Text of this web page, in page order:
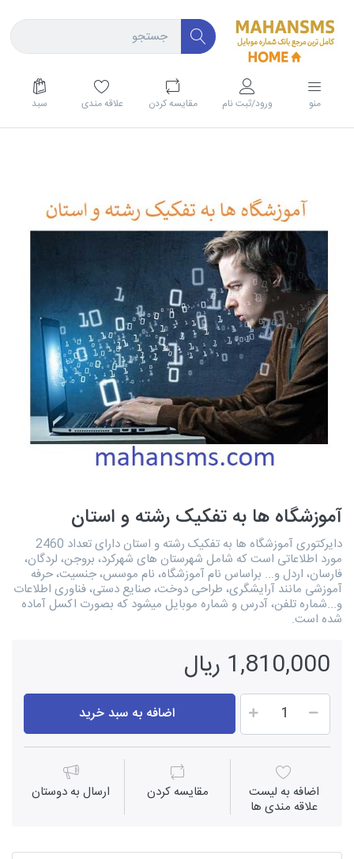
منو ورود/ثبت نام مقايسه كردن علاقه مندی سبد
آموزشگاه ها به تفکیک رشته و استان
دایرکتوری آموزشگاه ها به تفکیک رشته و استان دارای تعداد 2460
مورد اطلاعاتی است که شامل شهرستان های شهرکرد، بروجن، لردگان،
فارسان، اردل و... براساس نام آموزشگاه، نام موسس، جنسیت، حرفه
آموزشی مانند آرایشگری، طراحی دوخت، صنایع دستی، فناوری اطلاعات
و...شماره تلفن، آدرس و شماره موبایل میشود که بصورت اکسل آماده
شده است.
1,810,000 ریال
اضافه به سبد خرید
اضافه به لیست
علاقه مندی ها
مقايسه كردن ارسال به دوستان